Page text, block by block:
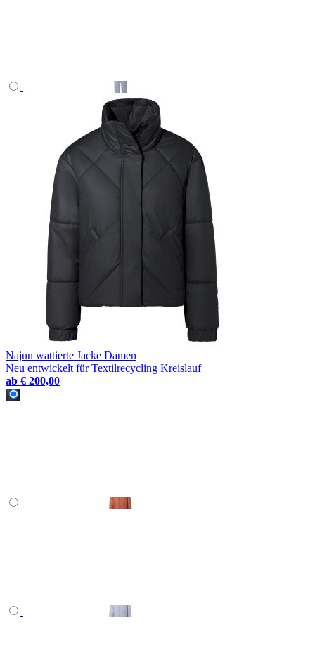
Najun wattierte Jacke Damen
Neu entwickelt für Textilrecycling Kreislauf
ab € 200,00